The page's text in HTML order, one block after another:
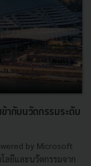
ข้ากับนวัตกรรมระดับ
by Microsoft
ลยีและนวัตกรรมจาก